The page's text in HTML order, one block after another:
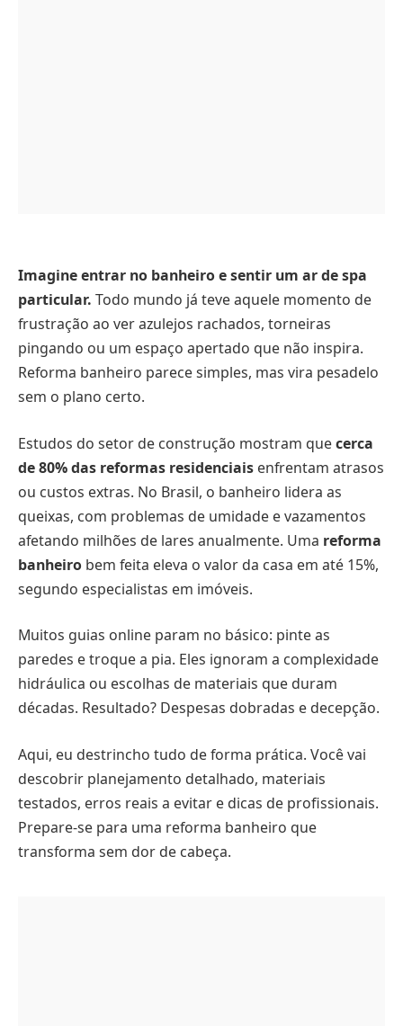
Imagine entrar no banheiro e sentir um ar de spa
particular. Todo mundo já teve aquele momento de
frustração ao ver azulejos rachados, torneiras
pingando ou um espaço apertado que não inspira.
Reforma banheiro parece simples, mas vira pesadelo
sem o plano certo.
Estudos do setor de construção mostram quecerca
de 80% das reformas residenciais enfrentam atrasos
ou custos extras. No Brasil, o banheiro lidera as
queixas, com problemas de umidade e vazamentos
afetando milhões de lares anualmente. Uma reforma
banheiro bem feita eleva o valor da casa em até 15%,
segundo especialistas em imóveis.
Muitos guias online param no básico: pinte as
paredes e troque a pia. Eles ignoram a complexidade
hidráulica ou escolhas de materiais que duram
décadas. Resultado? Despesas dobradas e decepção.
Aqui, eu destrincho tudo de forma prática. Você vai
descobrir planejamento detalhado, materiais
testados, erros reais a evitar e dicas de profissionais.
Prepare-se para uma reforma banheiro que
transforma sem dor de cabeça.